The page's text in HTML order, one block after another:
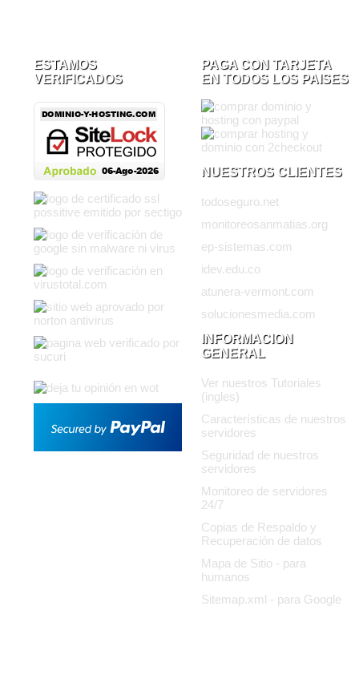
ESTAMOS
VERIFICADOS
PAGA CON TARJETA
EN TODOS LOS PAISES
NUESTROS CLIENTES
todoseguro.net
monitoreosanmatias.org
ep-sistemas.com
idev.edu.co
atunera-vermont.com
solucionesmedia.com
INFORMACION
GENERAL
Ver nuestros Tutoriales
(ingles)
Características de nuestros
servidores
Seguridad de nuestros
servidores
Monitoreo de servidores
24/7
Copias de Respaldo y
Recuperación de datos
Mapa de Sitio - para
humanos
Sitemap.xml - para Google